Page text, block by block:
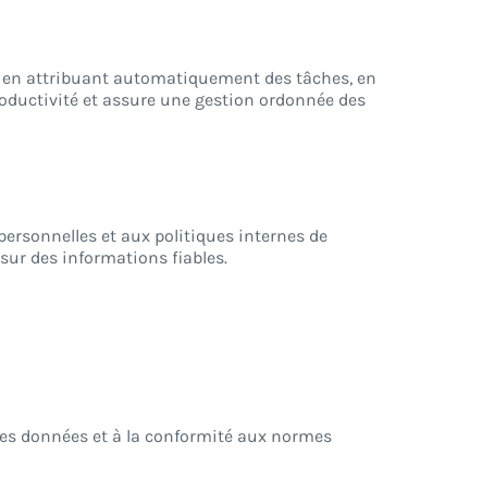
attribuant automatiquement des tâches, en
et assure une gestion ordonnée des
et aux politiques internes de
des informations fiables.
données et à la conformité aux normes